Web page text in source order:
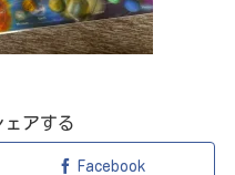
アする
Facebook